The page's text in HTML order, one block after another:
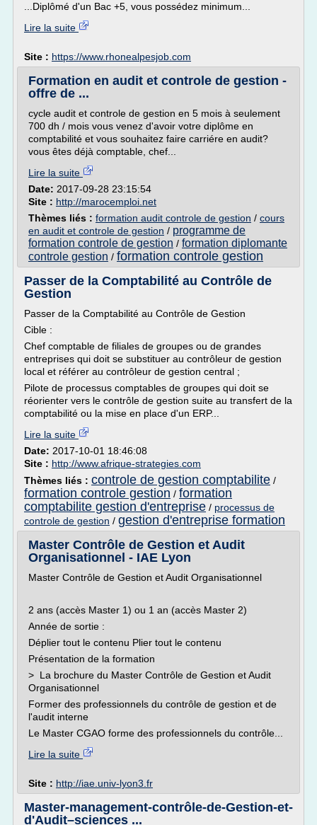
...Diplômé d'un Bac +5, vous possédez minimum...
Lire la suite
Site : https://www.rhonealpesjob.com
Formation en audit et controle de gestion -
offre de ...
cycle audit et controle de gestion en 5 mois à seulement
700 dh / mois vous venez d'avoir votre diplôme en
comptabilité et vous souhaitez faire carriére en audit?
vous êtes déjà comptable, chef...
Lire la suite
Date: 2017-09-28 23:15:54
Site : http://marocemploi.net
Thèmes liés : formation audit controle de gestion / cours
en audit et controle de gestion / programme de
formation controle de gestion / formation diplomante
controle gestion / formation controle gestion
Passer de la Comptabilité au Contrôle de
Gestion
Passer de la Comptabilité au Contrôle de Gestion
Cible :
Chef comptable de filiales de groupes ou de grandes
entreprises qui doit se substituer au contrôleur de gestion
local et référer au contrôleur de gestion central ;
Pilote de processus comptables de groupes qui doit se
réorienter vers le contrôle de gestion suite au transfert de la
comptabilité ou la mise en place d'un ERP...
Lire la suite
Date: 2017-10-01 18:46:08
Site : http://www.afrique-strategies.com
Thèmes liés : controle de gestion comptabilite /
formation controle gestion / formation
comptabilite gestion d'entreprise / processus de
controle de gestion / gestion d'entreprise formation
Master Contrôle de Gestion et Audit
Organisationnel - IAE Lyon
Master Contrôle de Gestion et Audit Organisationnel
2 ans (accès Master 1) ou 1 an (accès Master 2)
Année de sortie :
Déplier tout le contenu Plier tout le contenu
Présentation de la formation
> La brochure du Master Contrôle de Gestion et Audit
Organisationnel
Former des professionnels du contrôle de gestion et de
l'audit interne
Le Master CGAO forme des professionnels du contrôle...
Lire la suite
Site : http://iae.univ-lyon3.fr
Master-management-contrôle-de-Gestion-et-
d'Audit–sciences ...